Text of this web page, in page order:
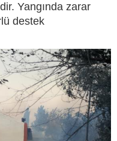
Yangında zarar
destek